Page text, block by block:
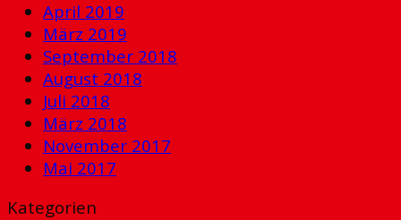
April 2019
März 2019
September 2018
August 2018
Juli 2018
März 2018
November 2017
Mai 2017
Kategorien